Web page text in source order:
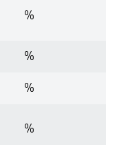
%
%
%
%